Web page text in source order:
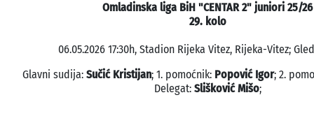
Omladinska liga BiH "CENTAR 2" juniori 25/26
29. kolo
06.05.2026 17:30h, Stadion Rijeka Vitez, Rijeka-Vitez;
Glavni sudija: Sučić Kristijan; 1. pomoćnik: Popović Igor; 2.
Delegat: Slišković Mišo;